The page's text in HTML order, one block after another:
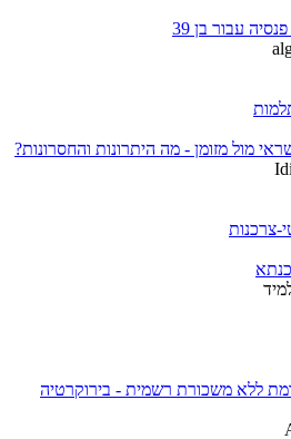
עבור בן 39
מול מזומן - מה היתרונות והחסרונות?
צרכנות
ללא משכורת רשמית - בירוקרטיה